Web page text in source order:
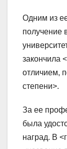
Одним из
получение
закончила
отличием,
степени>.
За ее
была
наград. В